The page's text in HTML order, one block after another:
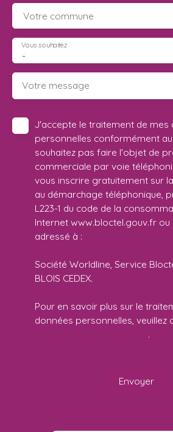
Votre commune
-
Vous souhaitez
Votre message
J'accepte le traitement de mes
personnelles conformément au
souhaitez pas faire l'objet de
commerciale par voie
vous inscrire gratuitement sur
au démarchage téléphonique,
L223-1 du code de la
Internet www.bloctel.gouv.fr
adressé à :
Société Worldline, Service
BLOIS CEDEX.
Pour en savoir plus sur le
données personnelles, veuillez
.
Envoyer